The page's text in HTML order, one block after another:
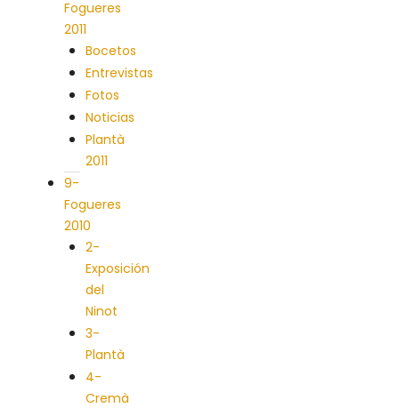
Fogueres
2011
Bocetos
Entrevistas
Fotos
Noticias
Plantà
2011
9-
Fogueres
2010
2-
Exposición
del
Ninot
3-
Plantà
4-
Cremà